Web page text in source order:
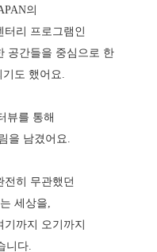
의
터리 프로그램인
공간들을 중심으로 한
도 했어요.
뷰를 통해
을 남겼어요.
전히 무관했던
세상을,
까지 오기까지
니다.